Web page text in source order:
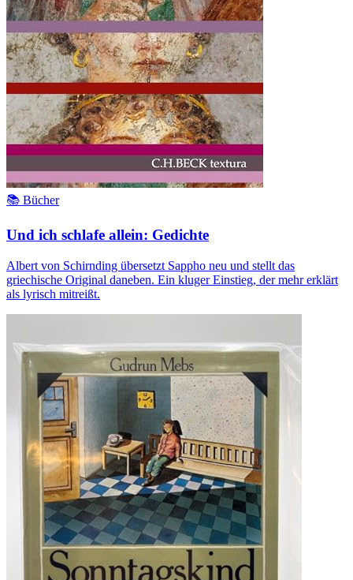
📚 Bücher
Und ich schlafe allein: Gedichte
Albert von Schirnding übersetzt Sappho neu und stellt das
griechische Original daneben. Ein kluger Einstieg, der mehr erklärt
als lyrisch mitreißt.